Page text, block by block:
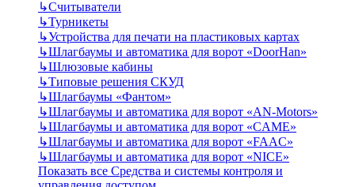
↳Считыватели
↳Турникеты
↳Устройства для печати на пластиковых картах
↳Шлагбаумы и автоматика для ворот «DoorHan»
↳Шлюзовые кабины
↳Типовые решения СКУД
↳Шлагбаумы «Фантом»
↳Шлагбаумы и автоматика для ворот «AN-Motors»
↳Шлагбаумы и автоматика для ворот «CAME»
↳Шлагбаумы и автоматика для ворот «FAAC»
↳Шлагбаумы и автоматика для ворот «NICE»
Показать все Средства и системы контроля и